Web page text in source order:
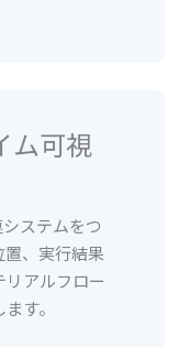
ム可視
ステムをつ
、実行結果
アルフロー
す。